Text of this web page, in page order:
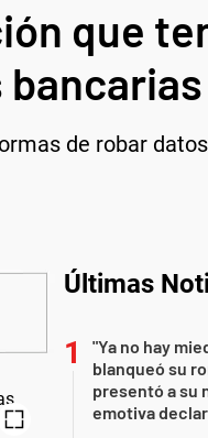
que
de robar
Últimas
"Ya no hay
blanqueó su
presentó a su
emotiva